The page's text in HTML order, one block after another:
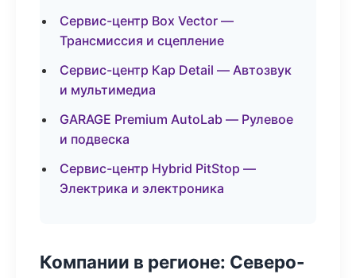
Сервис-центр Box Vector —
Трансмиссия и сцепление
Сервис-центр Кар Detail — Автозвук
и мультимедиа
GARAGE Premium AutoLab — Рулевое
и подвеска
Сервис-центр Hybrid PitStop —
Электрика и электроника
Компании в регионе: Северо-